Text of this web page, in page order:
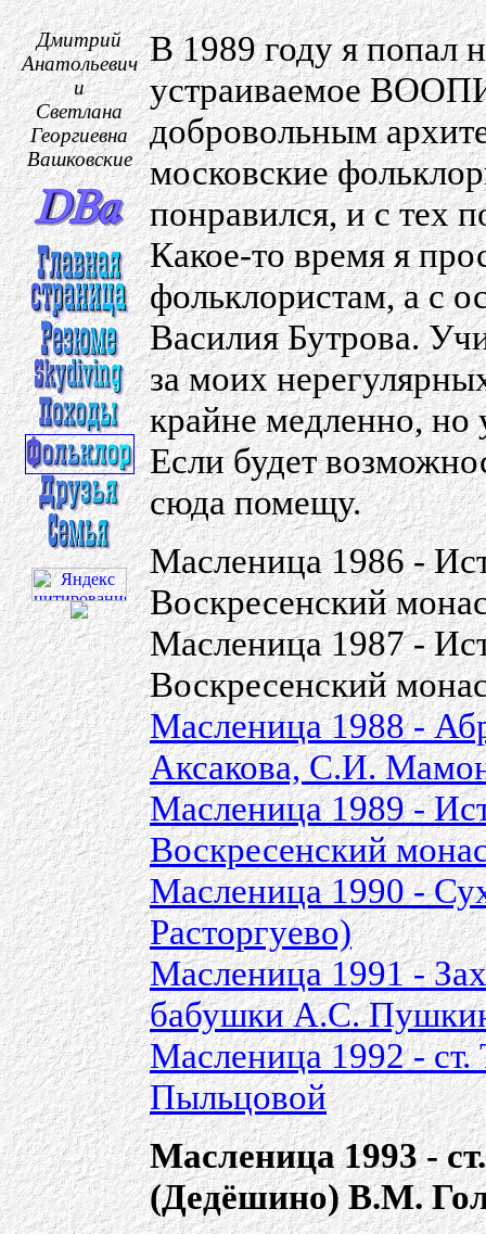
Дмитрий
Анатольевич
и
Светлана
Георгиевна
Вашковские
В 1989 году я попал
устраиваемое
добровольным
московские
понравился, и с тех
Какое-то время я
фольклористам, а с
Василия Бутрова.
за моих
крайне медленно, но
Если будет
сюда помещу.
Масленица 1986 -
Воскресенский
Масленица 1987 -
Воскресенский
Масленица 1988 -
Аксакова, С.И.
Масленица 1989 -
Воскресенский
Масленица 1990 -
Расторгуево)
Масленица 1991 -
бабушки А.С.
Масленица 1992 -
Пыльцовой
Масленица 1993 -
(Дедёшино) В.М.